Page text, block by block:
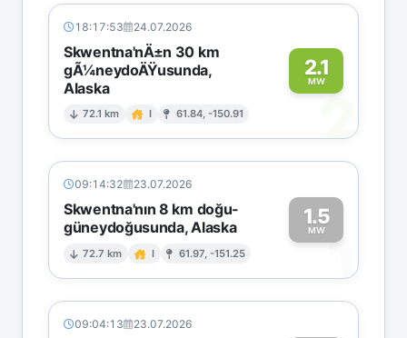
18:17:53 24.07.2026
Skwentna'nÄ±n 30 km
gÃ¼neydoÄŸusunda,
Alaska
72.1 km I 61.84, -150.91
2.1
MW
2
09:14:32 23.07.2026
Skwentna'nın 8 km doğu-
güneydoğusunda, Alaska
72.7 km I 61.97, -151.25
1.5
MW1
09:04:13 23.07.2026